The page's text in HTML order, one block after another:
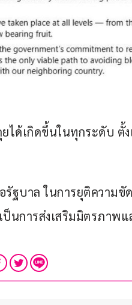
ได้เกิดขึ้นในทุกระดับ ตั้
ฐบาล ในการยุติความขั
นการส่งเสริมมิตรภาพ